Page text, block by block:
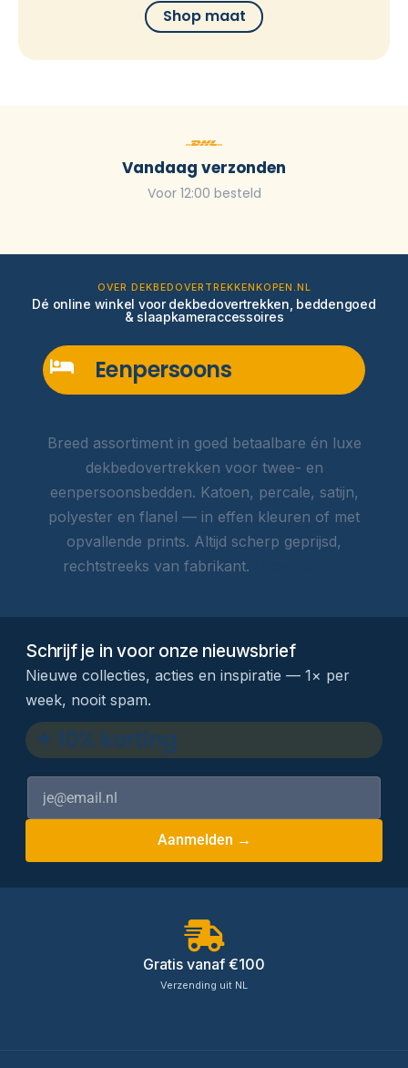
Shop maat
Vandaag verzonden
Voor 12:00 besteld
OVER DEKBEDOVERTREKKENKOPEN.NL
Dé online winkel voor dekbedovertrekken, beddengoed
& slaapkameraccessoires
Eenpersoons
Breed assortiment in goed betaalbare én luxe
dekbedovertrekken voor twee- en
eenpersoonsbedden. Katoen, percale, satijn,
polyester en flanel — in effen kleuren of met
opvallende prints. Altijd scherp geprijsd,
rechtstreeks van fabrikant.
Schrijf je in voor onze nieuwsbrief
Nieuwe collecties, acties en inspiratie — 1× per
week, nooit spam.
✦ 10% korting
Aanmelden →
Gratis vanaf €100
Verzending uit NL